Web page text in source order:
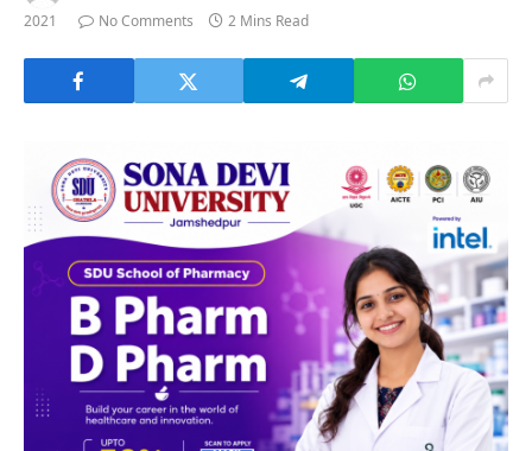
2021
No Comments 2 Mins Read